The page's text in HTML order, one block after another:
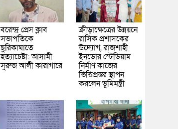
বরেন্দ্র প্রেস ক্লাব
সভাপতিকে
ছুরিকাঘাতে
হত্যাচেষ্টা: আসামী
সুরুজ আলী কারাগারে
ক্রীড়াক্ষেত্রের উন্নয়নে
রাসিক প্রশাসকের
উদ্যোগ, রাজশাহী
ইনডোর স্টেডিয়াম
নির্মাণ কাজের
ভিত্তিপ্রস্তর স্থাপন
করলেন ভূমিমন্ত্রী